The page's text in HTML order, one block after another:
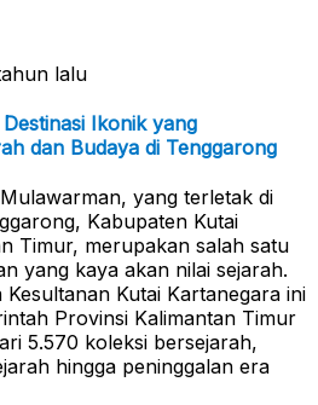
lalu
Ikonik yang
dan Budaya di Tenggarong
yang terletak di
Kabupaten Kutai
Timur, merupakan salah satu
yang kaya akan nilai sejarah.
Kutai Kartanegara ini
Provinsi Kalimantan Timur
5.570 koleksi bersejarah,
hingga peninggalan era